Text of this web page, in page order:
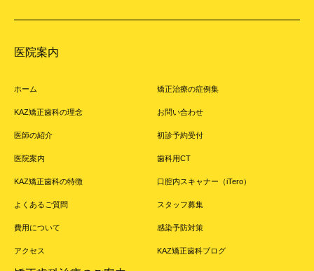
医院案内
ホーム
KAZ矯正歯科の理念
医師の紹介
医院案内
KAZ矯正歯科の特徴
よくあるご質問
費用について
アクセス
矯正治療の症例集
お問い合わせ
初診予約受付
歯科用CT
口腔内スキャナー（iTero）
スタッフ募集
感染予防対策
KAZ矯正歯科ブログ